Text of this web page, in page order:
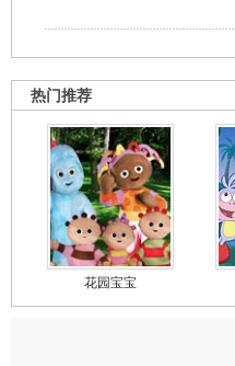
热门推荐
花园宝宝